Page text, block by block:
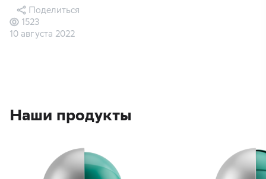
10 августа 2022
1523
Поделиться
Наши продукты